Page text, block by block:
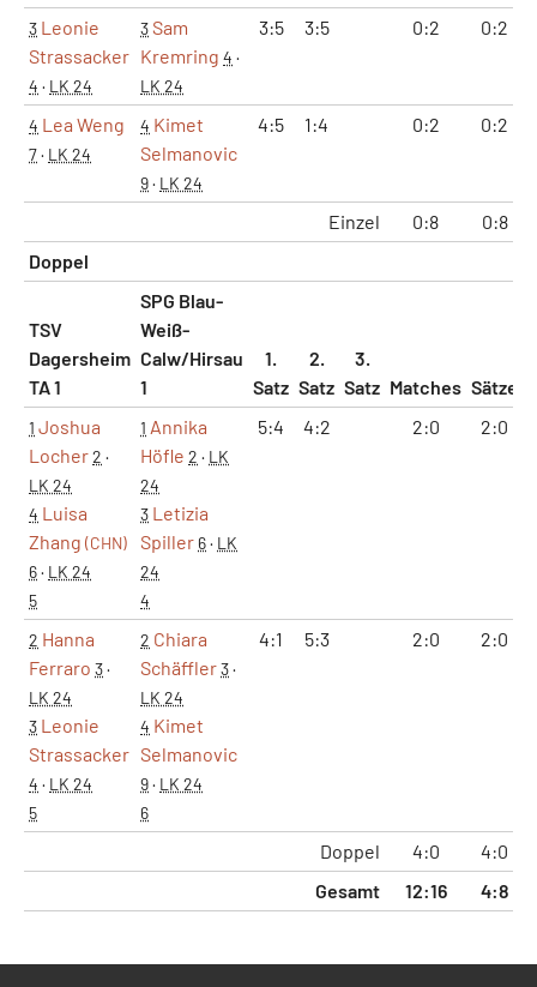
3 Leonie
Strassacker
4 · LK 24
3Sam
Kremring 4 ·
LK 24
3:5 3:5 0:2 0:2
4 Lea Weng
7· LK 24
4 Kimet
Selmanovic
9· LK 24
4:5 1:4 0:2 0:2
Einzel 0:8 0:8
Doppel
TSV
Dagersheim
TA 1
SPG Blau-
Weiß-
Calw/Hirsau
1
1.
Satz
2.
Satz
3.
Satz Matches Sätze
1 Joshua
Locher2 ·
LK 24
4 Luisa
Zhang (CHN)
6· LK 24
5
1 Annika
Höfle 2 · LK
24
3 Letizia
Spiller 6· LK
24
4
5:4 4:2 2:0 2:0
2 Hanna
Ferraro 3·
LK 24
3 Leonie
Strassacker
4 · LK 24
5
2 Chiara
Schäffler3·
LK 24
4 Kimet
Selmanovic
9· LK 24
6
4:1 5:3 2:0 2:0
Doppel 4:0 4:0
Gesamt
12:16 4:8